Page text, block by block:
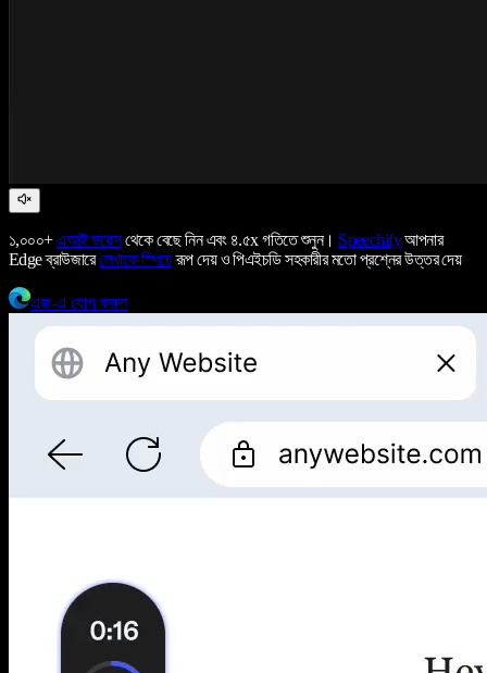
১,০০০+এআই ভয়েসথেকে বেছে নিন এবং ৪.৫x গতিতে শুনুন। Speechifyআপনার
Edge ব্রাউজারেলেখাকে স্পিচেরূপ দেয় ও পিএইচডি সহকারীর মতো প্রশ্নের উত্তর দেয়
এজ-এ যোগ করুন